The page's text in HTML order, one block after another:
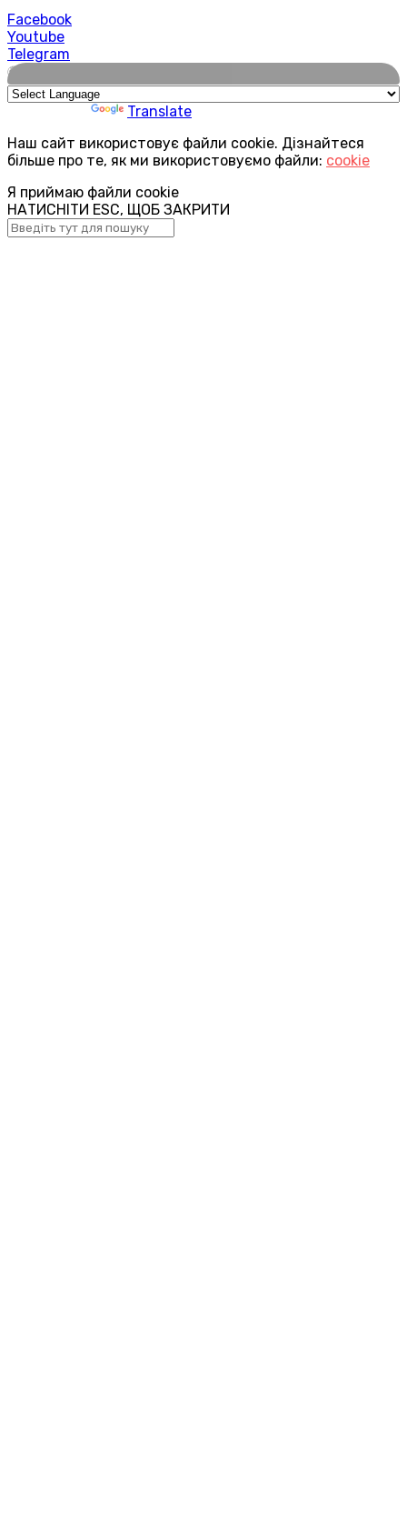
Facebook
Youtube
Telegram
🌍
Translate
Наш сайт використовує файли cookie. Дізнайтеся
більше про те, як ми використовуємо файли: cookie
Я приймаю файли cookie
НАТИСНІТИ ESC, ЩОБ ЗАКРИТИ